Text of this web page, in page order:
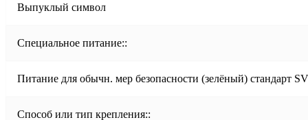
Выпуклый символ
Специальное питание::
Питание для обычн. мер безопасности (зелёный) стандарт SV
Способ или тип крепления::